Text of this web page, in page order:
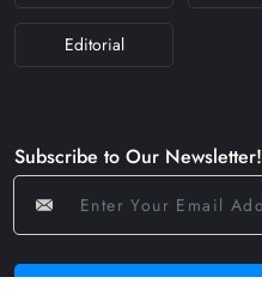
Editorial
Subscribe to Our Newsletter!